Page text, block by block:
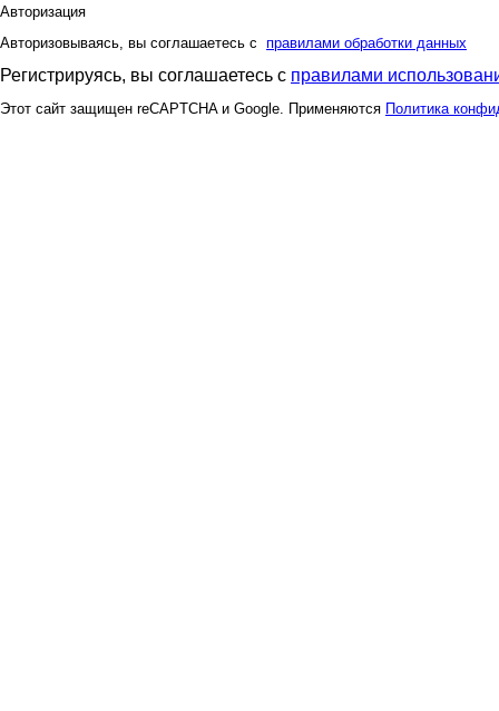
Авторизация
Авторизовываясь, вы соглашаетесь с правилами обработки данных
Регистрируясь, вы соглашаетесь с правилами
Этот сайт защищен reCAPTCHA и Google. Применяются Политика